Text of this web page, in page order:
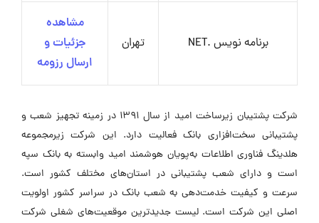
برنامه نویس .NET تهران
مشاهده
جزئیات و
ارسال رزومه
شرکت پشتیبان زیرساخت امید از سال ۱۳۹۱ در زمینه تجهیز شعب و
پشتیبانی سخت‌افزاری بانک فعالیت دارد. این شرکت زیرمجموعه
هلدینگ فناوری اطلاعات به‌پویان هوشمند امید وابسته به بانک سپه
است و دارای شعب پشتیبانی در استان‌های مختلف کشور است.
سرعت و کیفیت خدمت‌دهی به شعب بانک در سراسر کشور اولویت
اصلی این شرکت است. لیست جدیدترین موقعیت‌های شغلی شرکت